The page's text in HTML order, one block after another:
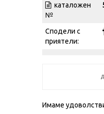
каталожен
№
Сподели с
приятели:
Имаме